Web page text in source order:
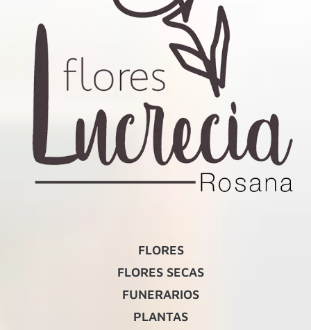
FLORES
FLORES SECAS
FUNERARIOS
PLANTAS